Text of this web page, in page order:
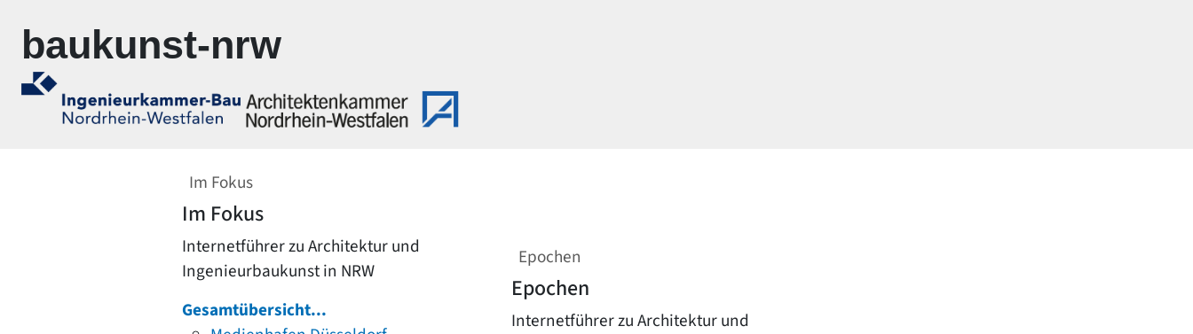
baukunst-nrw
Im Fokus
Im Fokus
Internetführer zu Architektur und
Ingenieurbaukunst in NRW
Gesamtübersicht...
Epochen
Epochen
Internetführer zu Architektur und